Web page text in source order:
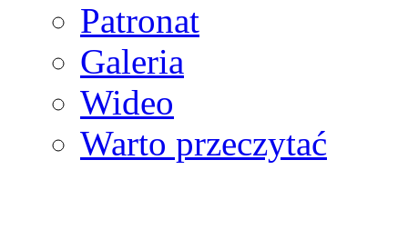
Patronat
Galeria
Wideo
Warto przeczytać